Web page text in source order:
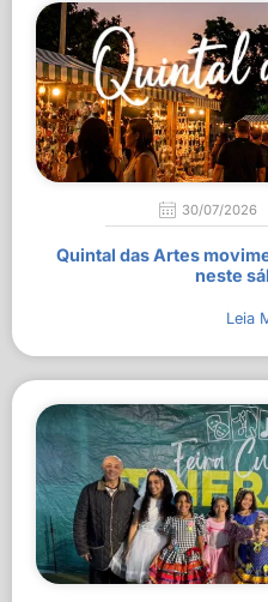
30/07/2026
Quintal das Artes
neste
Leia